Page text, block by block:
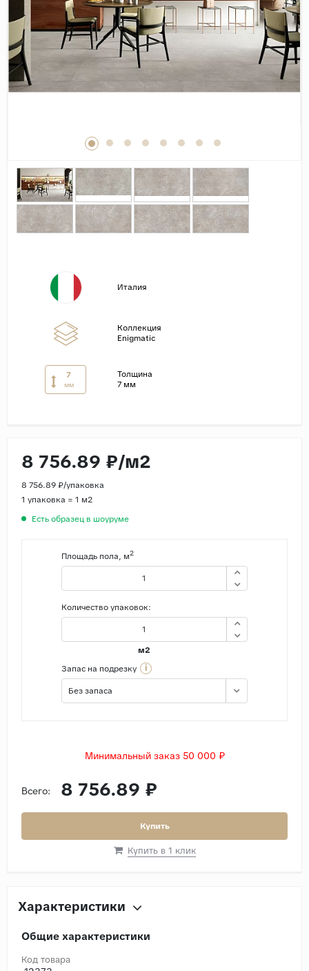
Дерево
Оникс
Бетон
Полированная
Матовая
Лаппатированная
Италия
Коллекция
Enigmatic
7
мм
Толщина
7 мм
8 756.89 ₽/м2
8 756.89 ₽/упаковка
1 упаковка = 1 м2
Есть образец в шоуруме
Площадь пола, м2
Количество упаковок:
м2
Запас на подрезку
i
Без запаса
Минимальный заказ 50 000 ₽
Всего: 8 756.89 ₽
Купить
Купить в 1 клик
Характеристики
Общие характеристики
Код товара